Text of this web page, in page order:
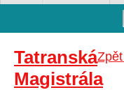
Tatranská
Magistrála